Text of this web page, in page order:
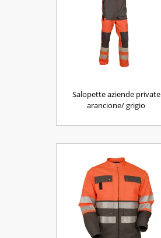
Salopette aziende private
arancione/ grigio